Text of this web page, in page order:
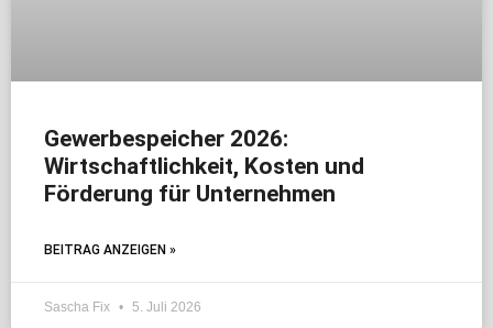
Gewerbespeicher 2026:
Wirtschaftlichkeit, Kosten und
Förderung für Unternehmen
BEITRAG ANZEIGEN »
Sascha Fix 5. Juli 2026